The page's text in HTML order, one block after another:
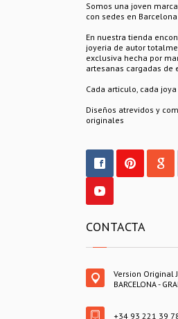
Somos una joven
con sedes en
En nuestra tienda
joyeria de autor
exclusiva hecha por
artesanas cargadas de
Cada articulo, cada
Diseños atrevidos y
originales
CONTACTA
Version Original
BARCELONA -
+34 93 221 39